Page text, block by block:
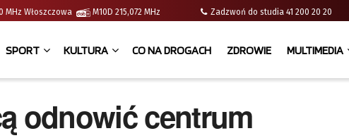
MHz Włoszczowa M10D 215,072 MHz Zadzwoń do studia 41 200 20 20
SPORT KULTURA CO NA DROGACH ZDROWIE MULTIMEDIA
odnowić centrum